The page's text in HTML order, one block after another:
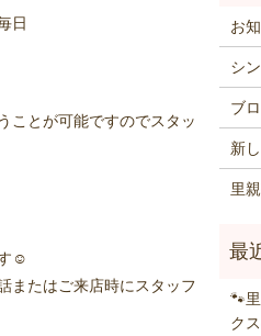
日
ことが可能ですのでスタッ
☺️
またはご来店時にスタッフ
お
シ
ブ
新
里
🐾
ク